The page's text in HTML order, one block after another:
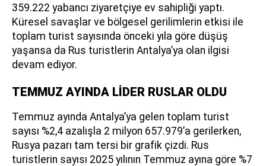
359.222 yabancı ziyaretçiye ev sahipliği yaptı.
Küresel savaşlar ve bölgesel gerilimlerin etkisi ile
toplam turist sayısında önceki yıla göre düşüş
yaşansa da Rus turistlerin Antalya’ya olan ilgisi
devam ediyor.
TEMMUZ AYINDA LİDER RUSLAR OLDU
Temmuz ayında Antalya’ya gelen toplam turist
sayısı %2,4 azalışla 2 milyon 657.979’a gerilerken,
Rusya pazarı tam tersi bir grafik çizdi. Rus
turistlerin sayısı 2025 yılının Temmuz ayına göre %7